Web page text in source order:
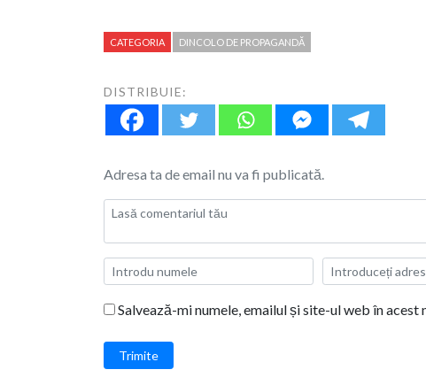
CATEGORIA DINCOLO DE PROPAGANDĂ
DISTRIBUIE:
Adresa ta de email nu va fi publicată.
Salvează-mi numele, emailul și site-ul web în
Trimite